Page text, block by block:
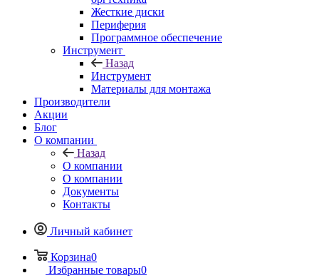
Жесткие диски
Периферия
Программное обеспечение
Инструмент
Назад
Инструмент
Материалы для монтажа
Производители
Акции
Блог
О компании
Назад
О компании
О компании
Документы
Контакты
Личный кабинет
Корзина0
Избранные товары0